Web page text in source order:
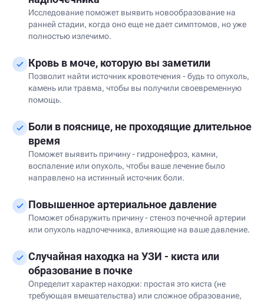
Исследование поможет выявить новообразование на
ранней стадии, когда оно еще не дает симптомов, но уже
полностью излечимо.
Кровь в моче, которую вы заметили
Позволит найти источник кровотечения - будь то опухоль,
камень или травма, чтобы вы получили своевременную
помощь.
Боли в пояснице, не проходящие длительное
время
Поможет выявить причину - гидронефроз, камни,
воспаление или опухоль, чтобы ваше лечение было
направлено на истинный источник боли.
Повышенное артериальное давление
Поможет обнаружить причину - стеноз почечной артерии
или опухоль надпочечника, влияющие на ваше давление.
Случайная находка на УЗИ - киста или
образование в почке
Определит характер находки: простая это киста (не
требующая вмешательства) или сложное образование,